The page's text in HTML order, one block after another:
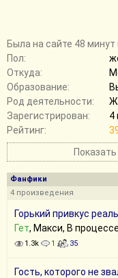
Былa на сайте 48 минут
Пол:
Откуда:
Образование:
Род деятельности:
Зарегистрирован:
4
Рейтинг:
Фанфики
4 произведения
Горький привкус
Гет, Макси, В процессе
1.3k 1 35
Гость, которого не